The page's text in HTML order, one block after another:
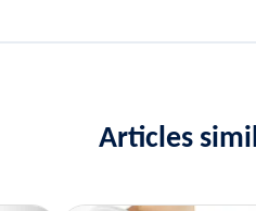
Articles